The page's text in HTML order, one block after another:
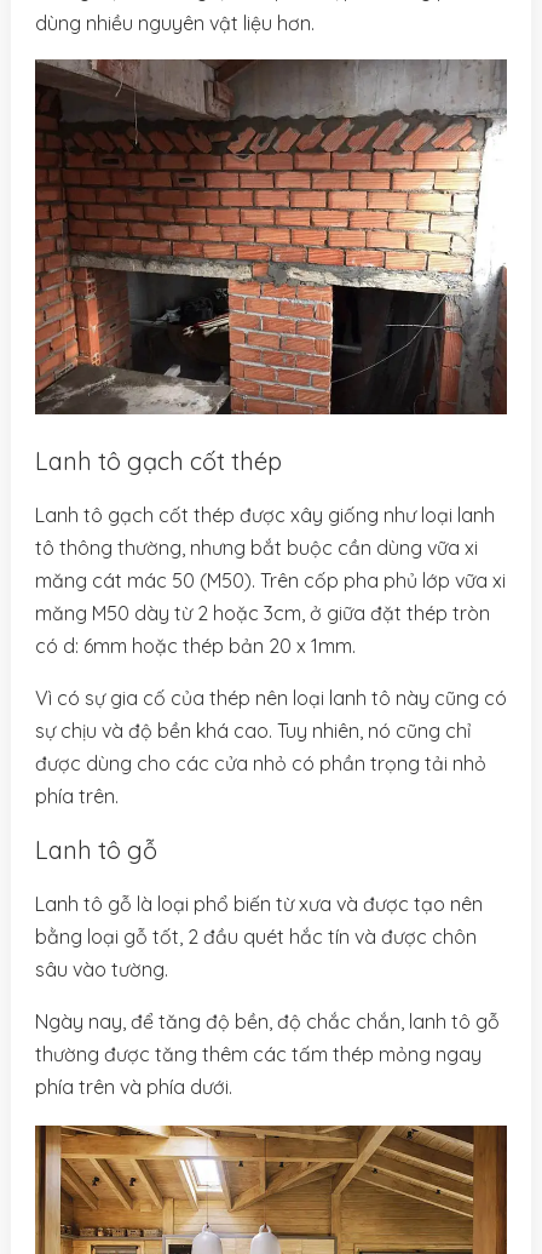
dùng nhiều nguyên vật liệu hơn.
Lanh tô gạch cốt thép
Lanh tô gạch cốt thép được xây giống như loại lanh
tô thông thường, nhưng bắt buộc cần dùng vữa xi
măng cát mác 50 (M50). Trên cốp pha phủ lớp vữa xi
măng M50 dày từ 2 hoặc 3cm, ở giữa đặt thép tròn
có d: 6mm hoặc thép bản 20 x 1mm.
Vì có sự gia cố của thép nên loại lanh tô này cũng có
sự chịu và độ bền khá cao. Tuy nhiên, nó cũng chỉ
được dùng cho các cửa nhỏ có phần trọng tải nhỏ
phía trên.
Lanh tô gỗ
Lanh tô gỗ là loại phổ biến từ xưa và được tạo nên
bằng loại gỗ tốt, 2 đầu quét hắc tín và được chôn
sâu vào tường.
Ngày nay, để tăng độ bền, độ chắc chắn, lanh tô gỗ
thường được tăng thêm các tấm thép mỏng ngay
phía trên và phía dưới.